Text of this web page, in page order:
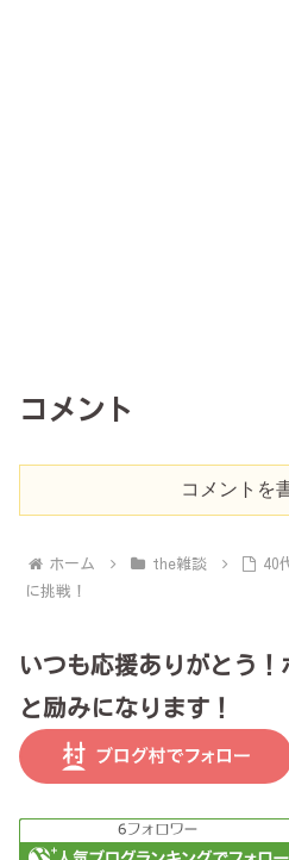
コメント
コメントを
ホーム the雑談
40
に挑戦！
いつも応援ありがとう
と励みになります！